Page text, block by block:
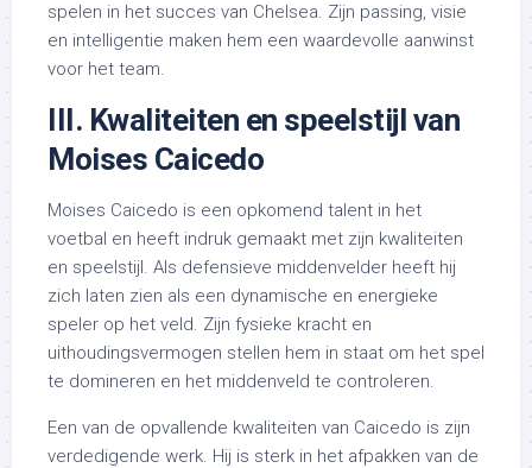
spelen in het succes van Chelsea. Zijn passing, visie
en intelligentie maken hem een waardevolle aanwinst
voor het team.
III. Kwaliteiten en speelstijl van
Moises Caicedo
Moises Caicedo is een opkomend talent in het
voetbal en heeft indruk gemaakt met zijn kwaliteiten
en speelstijl. Als defensieve middenvelder heeft hij
zich laten zien als een dynamische en energieke
speler op het veld. Zijn fysieke kracht en
uithoudingsvermogen stellen hem in staat om het spel
te domineren en het middenveld te controleren.
Een van de opvallende kwaliteiten van Caicedo is zijn
verdedigende werk. Hij is sterk in het afpakken van de